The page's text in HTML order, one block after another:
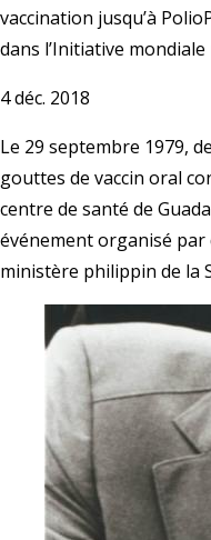
vaccination jusqu’à
dans l’Initiative
4 déc. 2018
Le 29 septembre 1979,
gouttes de vaccin oral
centre de santé de
événement organisé par
ministère philippin de la